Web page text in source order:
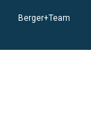
Berger+Team